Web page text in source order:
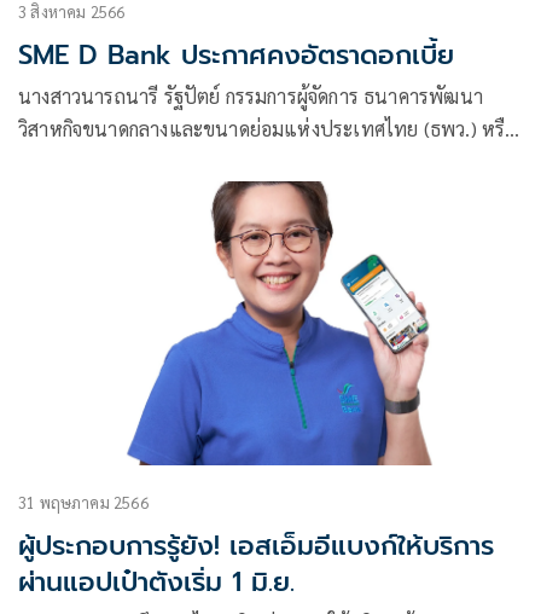
3 สิงหาคม 2566
SME D Bank ประกาศคงอัตราดอกเบี้ย
นางสาวนารถนารี รัฐปัตย์ กรรมการผู้จัดการ ธนาคารพัฒนา
วิสาหกิจขนาดกลางและขนาดย่อมแห่งประเทศไทย (ธพว.) หรือ
เงิน (กนง.) เมื่อวันที่ 2 สิงหาคม 2566 ที่ผ่านมา มีมติเป็น
เอกฉันท์ขึ้นอัตราดอกเบี้ยนโยบาย 0.25%
31 พฤษภาคม 2566
ผู้ประกอบการรู้ยัง! เอสเอ็มอีแบงก์ให้บริการ
ผ่านแอปเป๋าตังเริ่ม 1 มิ.ย.